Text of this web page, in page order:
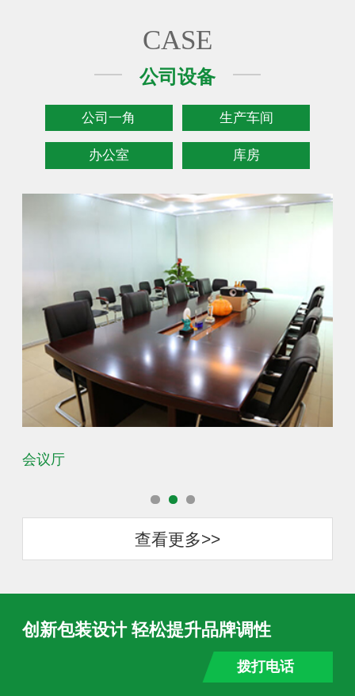
CASE
公司设备
公司一角 生产车间
办公室 库房
会议厅
查看更多>>
创新包装设计 轻松提升品牌调性
拨打电话